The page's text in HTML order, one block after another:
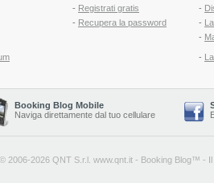
- Registrati gratis
- Recupera la password
-
-
-
-
Booking Blog Mobile
Naviga direttamente dal tuo cellulare
2006-2026 QNT S.r.l. www.qnt.it - Booking Blog™ -